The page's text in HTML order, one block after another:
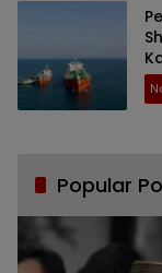
Popular